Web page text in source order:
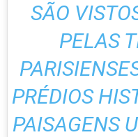
SÃO
PELAS
PRÉDIOS
PAISAGENS